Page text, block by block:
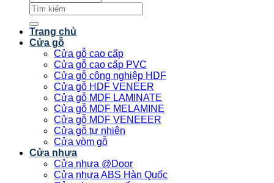
Tìm
kiếm:
Trang chủ
Cửa gỗ
Cửa gỗ cao cấp
Cửa gỗ cao cấp PVC
Cửa gỗ công nghiệp HDF
Cửa gỗ HDF VENEER
Cửa gỗ MDF LAMINATE
Cửa gỗ MDF MELAMINE
Cửa gỗ MDF VENEEER
Cửa gỗ tự nhiên
Cửa vòm gỗ
Cửa nhựa
Cửa nhựa @Door
Cửa nhựa ABS Hàn Quốc